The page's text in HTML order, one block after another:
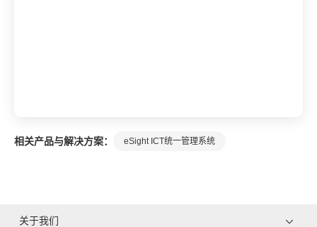
相关产品与解决方案： eSight ICT统一管理系统
关于我们